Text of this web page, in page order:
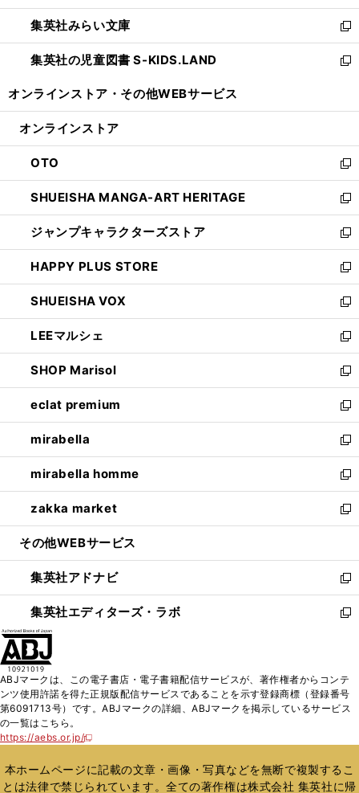
開
く
ウ
で
開
く
ン
ド
ウ
で
ウ
ィ
ン
ド
開
集英社みらい文庫
新
し
い
ン
ウ
で
開
く
集英社の児童図書 S-KIDS.LAND
新
ウ
ン
ド
ウ
で
開
く
オンラインストア・ その他WEBサービス
オンラインストア
OTO
新
し
い
ウ
ィ
ン
ド
ウ
で
開
く
SHUEISHA MANGA-ART HERITAGE
新
し
い
ウ
ィ
ン
ド
ウ
で
開
く
ジャンプキャラクターズストア
新
し
い
ウ
ィ
ン
ド
ウ
で
開
く
HAPPY PLUS STORE
新
し
い
ウ
ィ
ン
ド
ウ
で
開
く
SHUEISHA VOX
新
し
い
ウ
ィ
ン
ド
ウ
で
開
く
LEEマルシェ
新
し
い
ウ
ィ
ン
ド
ウ
で
開
く
SHOP Marisol
新
し
い
ウ
ィ
ン
ド
ウ
で
開
eclat premium
新
し
い
ウ
ィ
ン
ド
ウ
開
く
mirabella
新
し
い
ウ
ィ
ン
ウ
で
開
く
mirabella homme
新
し
い
ウ
ン
ド
ウ
で
zakka market
新
し
ウ
ィ
ン
ド
く
その他WEBサービス
集英社アドナビ
新
し
い
ド
ウ
で
集英社エディターズ・ラボ
新
ィ
ン
ド
開
く
ABJマークは、この電子書店・電子書籍配信サービスが、著作権者からコンテ
ンツ使用許諾を得た正規版配信サービスであることを示す登録商標（登録番号
第6091713号）です。ABJマークの詳細、ABJマークを掲示しているサービス
の一覧はこちら。
https://aebs.or.jp/
新
い
ウ
ィ
本ホームページに記載の文章・画像・写真などを無断で複製するこ
とは法律で禁じられています。全ての著作権は株式会社 集英社に帰